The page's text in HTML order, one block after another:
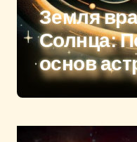
Земля
Солнца:
основ